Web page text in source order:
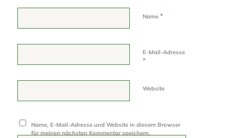
Name *
E-Mail-Adresse
*
Website
Name, E-Mail-Adresse und Website in diesem Browser
für meinen nächsten Kommentar speichern.